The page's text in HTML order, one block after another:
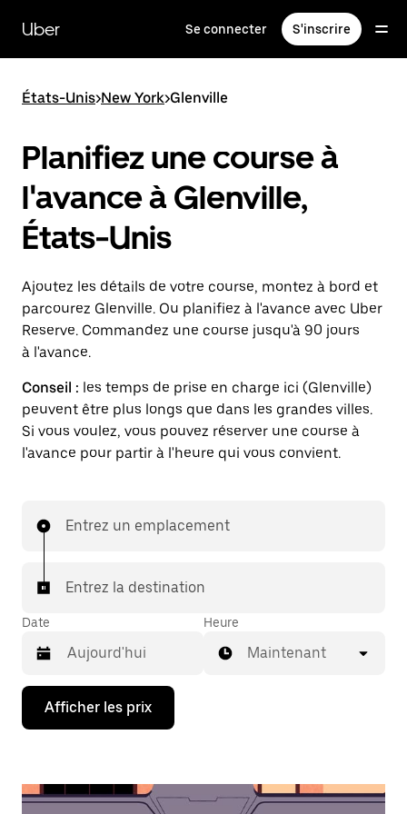
contenu
principal
Uber Se connecter S'inscrire
États-Unis>New York>Glenville
Planifiez une course à
l'avance à Glenville,
États-Unis
Ajoutez les détails de votre course, montez à bord et
parcourez Glenville. Ou planifiez à l'avance avec Uber
Reserve. Commandez une course jusqu'à 90 jours
à l'avance.
Conseil : les temps de prise en charge ici (Glenville)
peuvent être plus longs que dans les grandes villes.
Si vous voulez, vous pouvez réserver une course à
l'avance pour partir à l'heure qui vous convient.
Entrez un emplacement
Entrez la destination
Date
Appuyez
la
bas
Heure
Maintenant
Afficher les prix